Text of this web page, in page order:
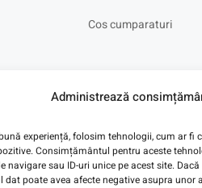
Administrează
experiență, folosim tehnologii, cum ar fi
Consimțământul pentru aceste
navigare sau ID-uri unice pe acest site.
poate avea afecte negative asupra
Cos cumparaturi